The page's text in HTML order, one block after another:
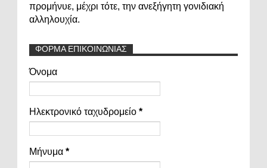
προμήνυε, μέχρι τότε, την ανεξήγητη γονιδιακή
αλληλουχία.
ΦΟΡΜΑ ΕΠΙΚΟΙΝΩΝΙΑΣ
Όνομα
Ηλεκτρονικό ταχυδρομείο *
Μήνυμα *